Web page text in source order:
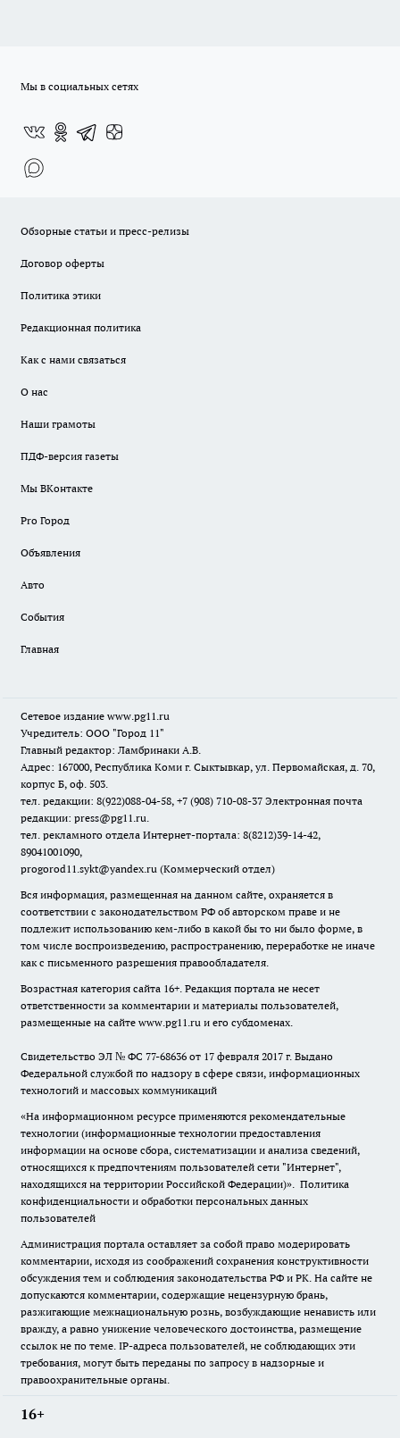
Мы в социальных сетях
Обзорные статьи и пресс-релизы
Договор оферты
Политика этики
Редакционная политика
Как с нами связаться
О нас
Наши грамоты
ПДФ-версия газеты
Мы ВКонтакте
Pro Город
Объявления
Авто
События
Главная
Сетевое издание www.pg11.ru
Учредитель: ООО "Город 11"
Главный редактор: Ламбринаки А.В.
Адрес: 167000, Республика Коми г. Сыктывкар, ул. Первомайская, д. 70,
корпус Б, оф. 503.
тел. редакции: 8(922)088-04-58, +7 (908) 710-08-37 Электронная почта
редакции: press@pg11.ru.
тел. рекламного отдела Интернет-портала: 8(8212)39-14-42,
89041001090,
progorod11.sykt@yandex.ru (Коммерческий отдел)
Вся информация, размещенная на данном сайте, охраняется в
соответствии с законодательством РФ об авторском праве и не
подлежит использованию кем-либо в какой бы то ни было форме, в
том числе воспроизведению, распространению, переработке не иначе
как с письменного разрешения правообладателя.
Возрастная категория сайта 16+. Редакция портала не несет
ответственности за комментарии и материалы пользователей,
размещенные на сайте www.pg11.ru и его субдоменах.
Свидетельство ЭЛ № ФС 77-68636 от 17 февраля 2017 г. Выдано
Федеральной службой по надзору в сфере связи, информационных
технологий и массовых коммуникаций
«На информационном ресурсе применяются рекомендательные
технологии (информационные технологии предоставления
информации на основе сбора, систематизации и анализа сведений,
относящихся к предпочтениям пользователей сети "Интернет",
находящихся на территории Российской Федерации)». Политика
конфиденциальности и обработки персональных данных
пользователей
Администрация портала оставляет за собой право модерировать
комментарии, исходя из соображений сохранения конструктивности
обсуждения тем и соблюдения законодательства РФ и РК. На сайте не
допускаются комментарии, содержащие нецензурную брань,
разжигающие межнациональную рознь, возбуждающие ненависть или
вражду, а равно унижение человеческого достоинства, размещение
ссылок не по теме. IP-адреса пользователей, не соблюдающих эти
требования, могут быть переданы по запросу в надзорные и
правоохранительные органы.
16+